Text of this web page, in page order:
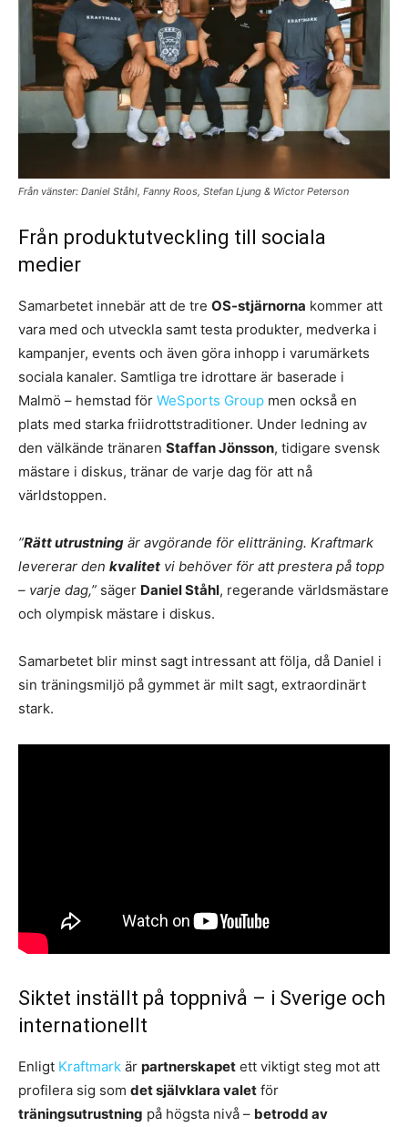
Från vänster: Daniel Ståhl, Fanny Roos, Stefan Ljung & Wictor Peterson
Från produktutveckling till sociala
medier
Samarbetet innebär att de tre OS-stjärnorna kommer att
vara med och utveckla samt testa produkter, medverka i
kampanjer, events och även göra inhopp i varumärkets
sociala kanaler. Samtliga tre idrottare är baserade i
Malmö – hemstad för WeSports Group men också en
plats med starka friidrottstraditioner. Under ledning av
den välkände tränaren Staffan Jönsson, tidigare svensk
mästare i diskus, tränar de varje dag för att nå
världstoppen.
”Rätt utrustning är avgörande för elitträning. Kraftmark
levererar den kvalitet vi behöver för att prestera på topp
– varje dag,” säger Daniel Ståhl, regerande världsmästare
och olympisk mästare i diskus.
Samarbetet blir minst sagt intressant att följa, då Daniel i
sin träningsmiljö på gymmet är milt sagt, extraordinärt
stark.
Siktet inställt på toppnivå – i Sverige och
internationellt
Enligt Kraftmark är partnerskapet ett viktigt steg mot att
profilera sig som det självklara valet för
träningsutrustning på högsta nivå – betrodd av